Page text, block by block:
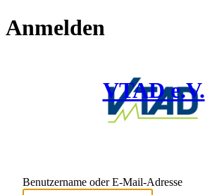
Anmelden
VTAD e.V.
Benutzername oder E-Mail-Adresse